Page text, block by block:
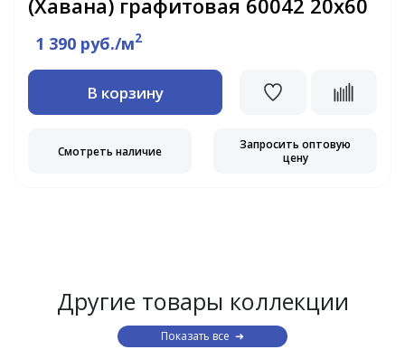
(Хавана) графитовая 60042 20х60
1 390 руб./м2
В корзину
Смотреть наличие
Запросить оптовую
цену
Другие товары коллекции
Показать все